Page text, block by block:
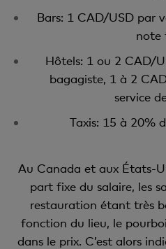
Bars: 1 CAD/USD par
note
Hôtels: 1 ou 2 CAD/
bagagiste, 1 à 2
service
Taxis: 15 à 20%
Au Canada et aux États-
part fixe du salaire, les
restauration étant très
fonction du lieu, le
dans le prix. C’est alors